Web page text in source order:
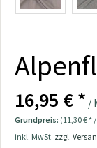
16,95 € * /
Grundpreis: (11,30 € *
inkl. MwSt. zzgl.